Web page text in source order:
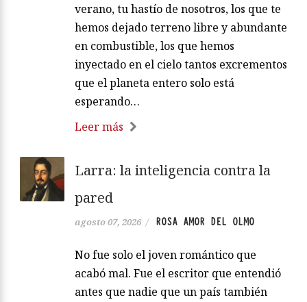
verano, tu hastío de nosotros, los que te
hemos dejado terreno libre y abundante
en combustible, los que hemos
inyectado en el cielo tantos excrementos
que el planeta entero solo está
esperando…
Leer más
Larra: la inteligencia contra la
pared
agosto 07, 2026 / ROSA AMOR DEL OLMO
No fue solo el joven romántico que
acabó mal. Fue el escritor que entendió
antes que nadie que un país también